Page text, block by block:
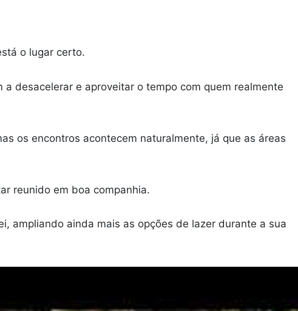
o lugar certo.
desacelerar e aproveitar o tempo com quem realmente
os encontros acontecem naturalmente, já que as áreas
reunido em boa companhia.
ampliando ainda mais as opções de lazer durante a sua